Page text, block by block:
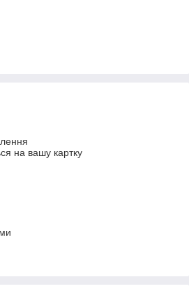
на вашу картку